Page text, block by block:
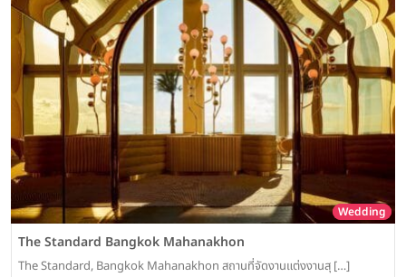
Wedding
The Standard Bangkok Mahanakhon
The Standard, Bangkok Mahanakhon สถานที่จัดงานแต่งงานสุ […]